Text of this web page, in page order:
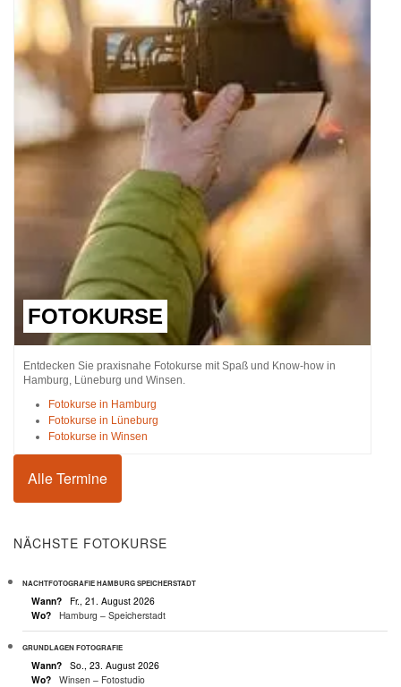
FOTOKURSE
Entdecken Sie praxisnahe Fotokurse mit Spaß und Know-how in
Hamburg, Lüneburg und Winsen.
Fotokurse in Hamburg
Fotokurse in Lüneburg
Fotokurse in Winsen
Alle Termine
NÄCHSTE FOTOKURSE
NACHTFOTOGRAFIE HAMBURG SPEICHERSTADT
Wann?
Fr., 21. August 2026
Wo?
Hamburg – Speicherstadt
GRUNDLAGEN FOTOGRAFIE
Wann?
So., 23. August 2026
Wo?
Winsen – Fotostudio